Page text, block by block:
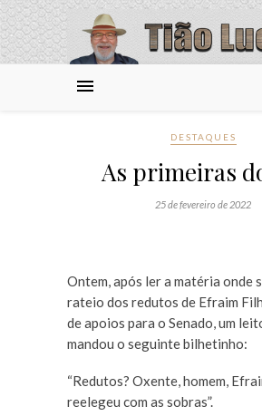
DESTAQUES
As primeiras
25 de fevereiro de 2022
Ontem, após ler a matéria onde
rateio dos redutos de Efraim
de apoios para o Senado, um
mandou o seguinte bilhetinho:
“Redutos? Oxente, homem,
reelegeu com as sobras”.